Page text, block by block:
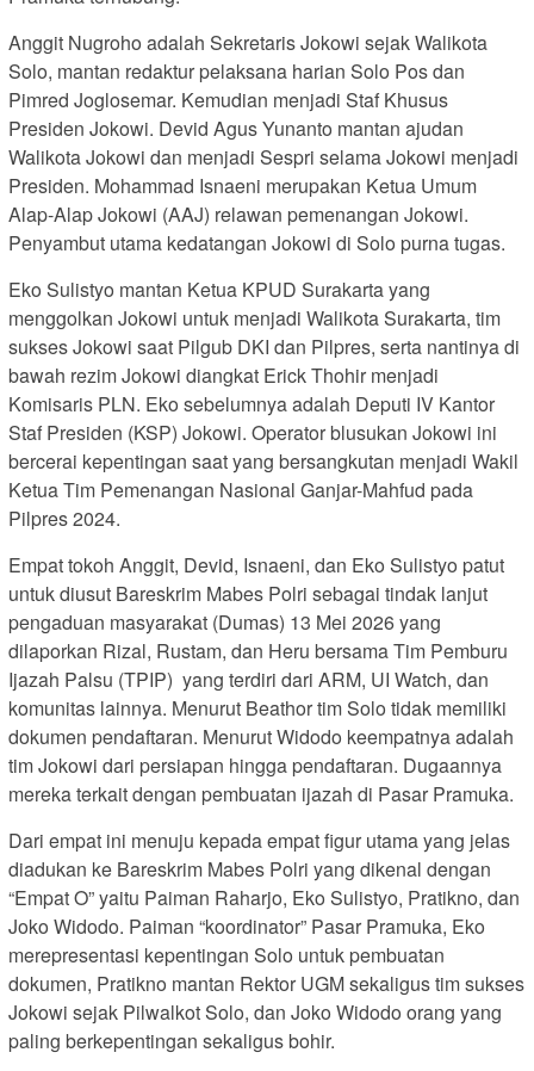
Anggit Nugroho adalah Sekretaris Jokowi sejak Walikota
Solo, mantan redaktur pelaksana harian Solo Pos dan
Pimred Joglosemar. Kemudian menjadi Staf Khusus
Presiden Jokowi. Devid Agus Yunanto mantan ajudan
Walikota Jokowi dan menjadi Sespri selama Jokowi menjadi
Presiden. Mohammad Isnaeni merupakan Ketua Umum
Alap-Alap Jokowi (AAJ) relawan pemenangan Jokowi.
Penyambut utama kedatangan Jokowi di Solo purna tugas.
Eko Sulistyo mantan Ketua KPUD Surakarta yang
menggolkan Jokowi untuk menjadi Walikota Surakarta, tim
sukses Jokowi saat Pilgub DKI dan Pilpres, serta nantinya di
bawah rezim Jokowi diangkat Erick Thohir menjadi
Komisaris PLN. Eko sebelumnya adalah Deputi IV Kantor
Staf Presiden (KSP) Jokowi. Operator blusukan Jokowi ini
bercerai kepentingan saat yang bersangkutan menjadi Wakil
Ketua Tim Pemenangan Nasional Ganjar-Mahfud pada
Pilpres 2024.
Empat tokoh Anggit, Devid, Isnaeni, dan Eko Sulistyo patut
untuk diusut Bareskrim Mabes Polri sebagai tindak lanjut
pengaduan masyarakat (Dumas) 13 Mei 2026 yang
dilaporkan Rizal, Rustam, dan Heru bersama Tim Pemburu
Ijazah Palsu (TPIP) yang terdiri dari ARM, UI Watch, dan
komunitas lainnya. Menurut Beathor tim Solo tidak memiliki
dokumen pendaftaran. Menurut Widodo keempatnya adalah
tim Jokowi dari persiapan hingga pendaftaran. Dugaannya
mereka terkait dengan pembuatan ijazah di Pasar Pramuka.
Dari empat ini menuju kepada empat figur utama yang jelas
diadukan ke Bareskrim Mabes Polri yang dikenal dengan
“Empat O” yaitu Paiman Raharjo, Eko Sulistyo, Pratikno, dan
Joko Widodo. Paiman “koordinator” Pasar Pramuka, Eko
merepresentasi kepentingan Solo untuk pembuatan
dokumen, Pratikno mantan Rektor UGM sekaligus tim sukses
Jokowi sejak Pilwalkot Solo, dan Joko Widodo orang yang
paling berkepentingan sekaligus bohir.